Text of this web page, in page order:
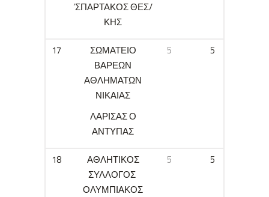
‘ΣΠΑΡΤΑΚΟΣ ΘΕΣ/
ΚΗΣ
17
ΣΩΜΑΤΕΙΟ
ΒΑΡΕΩΝ
ΑΘΛΗΜΑΤΩΝ
ΝΙΚΑΙΑΣ
ΛΑΡΙΣΑΣ Ο
ΑΝΤΥΠΑΣ
5 5
18
ΑΘΛΗΤΙΚΟΣ
ΣΥΛΛΟΓΟΣ
ΟΛΥΜΠΙΑΚΟΣ
5 5